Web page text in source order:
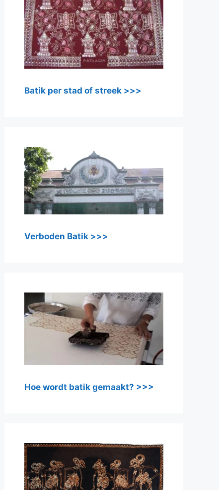
Batik per stad of streek >>>
Verboden Batik >>>
Hoe wordt batik gemaakt? >>>